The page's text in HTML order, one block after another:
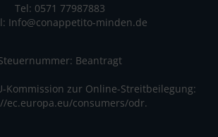
Tel: 0571 77987883
Info@conappetito-minden.de
Beantragt
Kommission zur Online-Streitbeilegung:
ec.europa.eu/consumers/odr.